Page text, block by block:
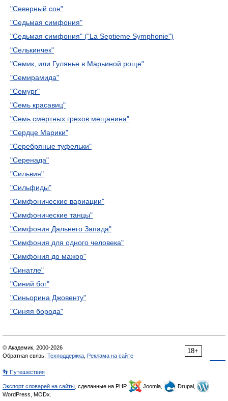
"Северный сон"
"Седьмая симфония"
"Седьмая симфония" ("La Septieme Symphonie")
"Селькинчек"
"Семик, или Гулянье в Марьиной роще"
"Семирамида"
"Семург"
"Семь красавиц"
"Семь смертных грехов мещанина"
"Сердце Марики"
"Серебряные туфельки"
"Серенада"
"Сильвия"
"Сильфиды"
"Симфонические вариации"
"Симфонические танцы"
"Симфония Дальнего Запада"
"Симфония для одного человека"
"Симфония до мажор"
"Синатле"
"Синий бог"
"Синьорина Джовенту"
"Синяя борода"
18+
© Академик, 2000-2026
Обратная связь: Техподдержка Реклама на сайте
👣 Путешествия
Экспорт словарей на сайты , сделанные на PHP, Joomla,
Drupal,
WordPress, MODx.